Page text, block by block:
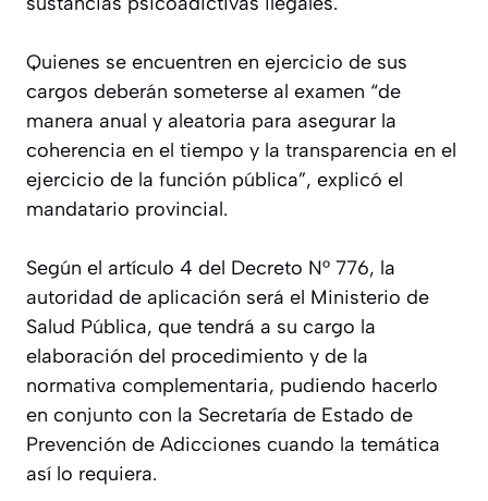
Quienes se encuentren en ejercicio de sus
cargos deberán someterse al examen “de
manera anual y aleatoria para asegurar la
coherencia en el tiempo y la transparencia en el
ejercicio de la función pública”, explicó el
mandatario provincial.
Según el artículo 4 del Decreto N° 776, la
autoridad de aplicación será el Ministerio de
Salud Pública, que tendrá a su cargo la
elaboración del procedimiento y de la
normativa complementaria, pudiendo hacerlo
en conjunto con la Secretaría de Estado de
Prevención de Adicciones cuando la temática
así lo requiera.